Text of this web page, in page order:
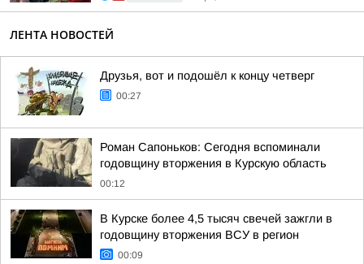
ЛЕНТА НОВОСТЕЙ
Друзья, вот и подошёл к концу четверг
00:27
Роман Сапоньков: Сегодня вспоминали
годовщину вторжения в Курскую область
00:12
В Курске более 4,5 тысяч свечей зажгли в
годовщину вторжения ВСУ в регион
00:09